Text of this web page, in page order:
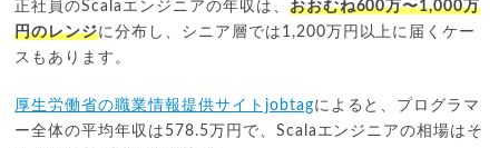
正社員のScalaエンジニアの年収は、 おおむね600万〜1,000万
円のレンジに分布し、シニア層では1,200万円以上に届くケー
スもあります。
厚生労働省の職業情報提供サイトjobtagによると、プログラマ
ー全体の平均年収は578.5万円で、Scalaエンジニアの相場はそ